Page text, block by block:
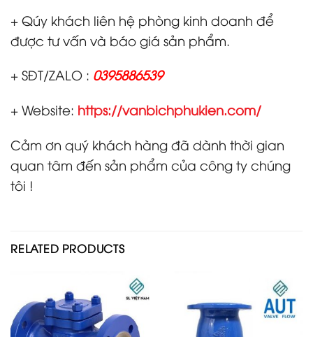
+ Qúy khách liên hệ phòng kinh doanh để
được tư vấn và báo giá sản phẩm.
+ SĐT/ZALO : 0395886539
+ Website: https://vanbichphukien.com/
Cảm ơn quý khách hàng đã dành thời gian
quan tâm đến sản phẩm của công ty chúng
tôi !
RELATED PRODUCTS